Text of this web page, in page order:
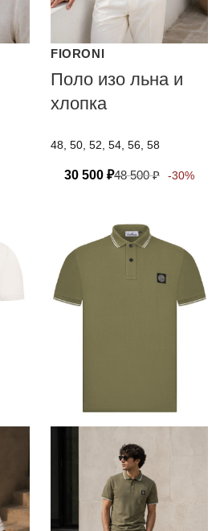
FIORONI
Поло изо льна и
хлопка
48, 50, 52, 54, 56, 58
30 500 ₽48 500₽ -30%